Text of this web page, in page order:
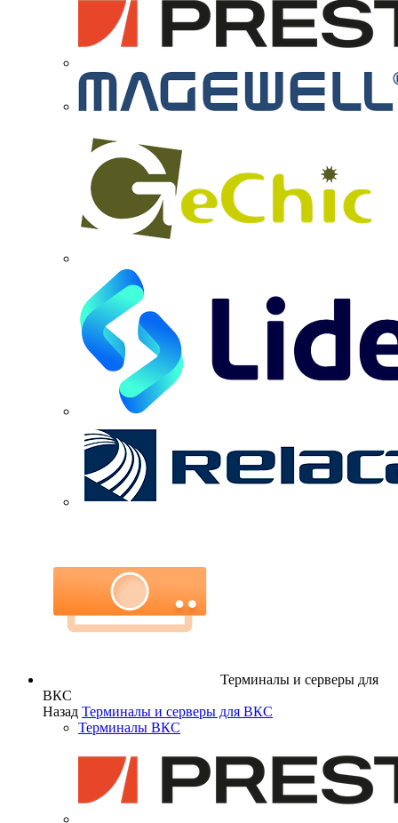
Терминалы и серверы для
ВКС
Назад Терминалы и серверы для ВКС
Терминалы ВКС